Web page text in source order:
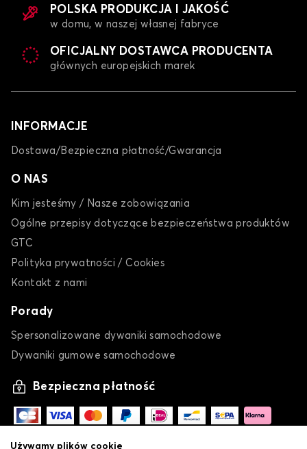
POLSKA PRODUKCJA I JAKOŚĆ
w domu, w naszej własnej fabryce
OFICJALNY DOSTAWCA PRODUCENTA
głównych europejskich marek
INFORMACJE
Dostawa/Bezpieczna płatność/Gwarancja
O NAS
Kim jesteśmy / Nasze zobowiązania
Ogólne przepisy dotyczące bezpieczeństwa produktów
GTC
Polityka prywatności / Cookies
Kontakt z nami
Porady
Spersonalizowane dywaniki samochodowe
Dywaniki gumowe samochodowe
Bezpieczna płatność
Używamy plików cookie